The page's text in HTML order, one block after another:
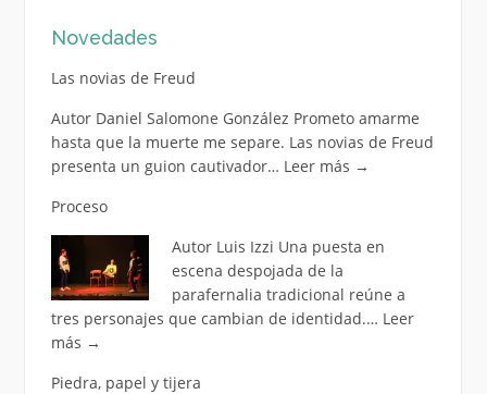
Novedades
Las novias de Freud
Autor Daniel Salomone González Prometo amarme
hasta que la muerte me separe. Las novias de Freud
presenta un guion cautivador… Leer más →
Proceso
Autor Luis Izzi Una puesta en
escena despojada de la
parafernalia tradicional reúne a
tres personajes que cambian de identidad.… Leer
más →
Piedra, papel y tijera